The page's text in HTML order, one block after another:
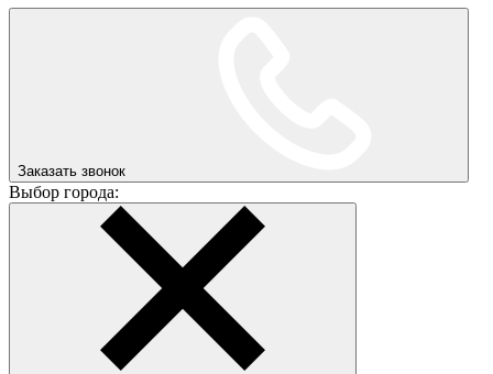
Заказать звонок
Выбор города: